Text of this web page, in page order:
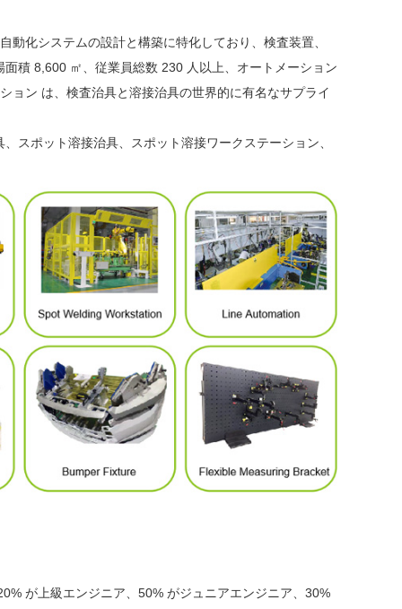
化システムの設計と構築に特化しており、検査装置、
積 8,600 ㎡、従業員総数 230 人以上、オートメーション
ョン は、検査治具と溶接治具の世界的に有名なサプライ
スポット溶接治具、スポット溶接ワークステーション、
が上級エンジニア、50% がジュニアエンジニア、30%